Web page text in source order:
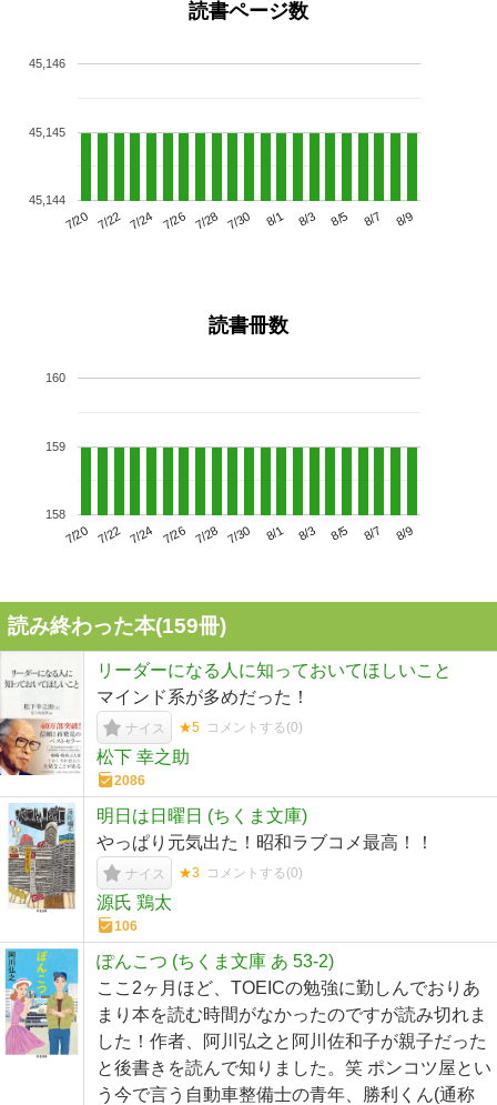
読書ページ数
7/20 7/22 7/24 7/26 7/28 7/30 8/1 8/3 8/5 8/7 8/9
45,144
45,145
45,146
読書冊数
7/20 7/22 7/24 7/26 7/28 7/30 8/1 8/3 8/5 8/7 8/9
158
159
160
読み終わった本(159冊)
リーダーになる人に知っておいてほしいこと
マインド系が多めだった！
ナイス ★5 コメントする(0)
松下 幸之助
2086
明日は日曜日 (ちくま文庫)
やっぱり元気出た！昭和ラブコメ最高！！
ナイス ★3 コメントする(0)
源氏 鶏太
106
ぽんこつ (ちくま文庫 あ 53-2)
ここ2ヶ月ほど、TOEICの勉強に勤しんでおりあ
まり本を読む時間がなかったのですが読み切れま
した！作者、阿川弘之と阿川佐和子が親子だった
と後書きを読んで知りました。笑 ポンコツ屋とい
う今で言う自動車整備士の青年、勝利くん(通称